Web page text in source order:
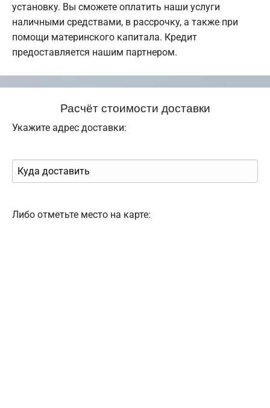
установку. Вы сможете оплатить наши услуги
наличными средствами, в рассрочку, а также при
помощи материнского капитала. Кредит
предоставляется нашим партнером.
Расчёт стоимости доставки
Укажите адрес доставки:
Либо отметьте место на карте: